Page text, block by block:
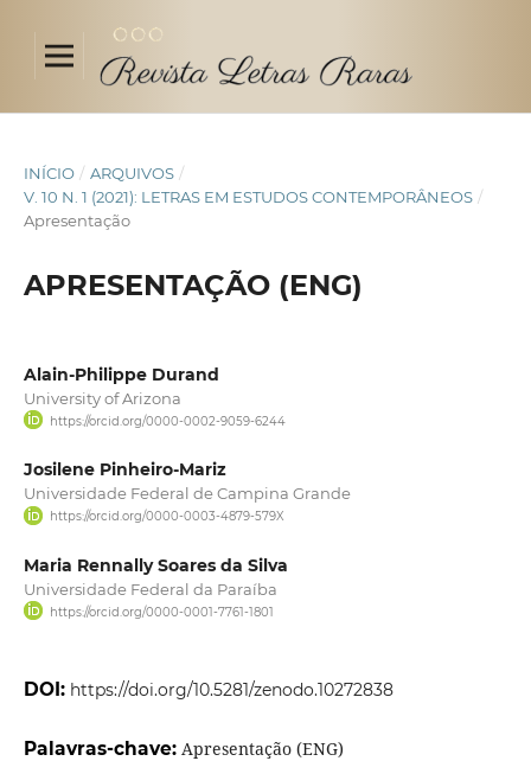
INÍCIO / ARQUIVOS /
V. 10 N. 1 (2021): LETRAS EM ESTUDOS CONTEMPORÂNEOS /
Apresentação
APRESENTAÇÃO (ENG)
Alain-Philippe Durand
University of Arizona
https://orcid.org/0000-0002-9059-6244
Josilene Pinheiro-Mariz
Universidade Federal de Campina Grande
https://orcid.org/0000-0003-4879-579X
Maria Rennally Soares da Silva
Universidade Federal da Paraíba
https://orcid.org/0000-0001-7761-1801
DOI: https://doi.org/10.5281/zenodo.10272838
Palavras-chave: Apresentação (ENG)